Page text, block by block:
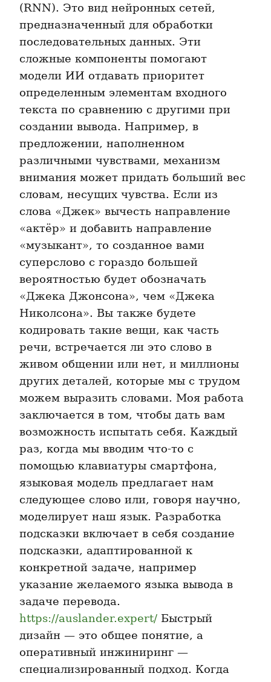
(RNN). Это вид нейронных сетей,
предназначенный для обработки
последовательных данных. Эти
сложные компоненты помогают
модели ИИ отдавать приоритет
определенным элементам входного
текста по сравнению с другими при
создании вывода. Например, в
предложении, наполненном
различными чувствами, механизм
внимания может придать больший вес
словам, несущих чувства. Если из
слова «Джек» вычесть направление
«актёр» и добавить направление
«музыкант», то созданное вами
суперслово с гораздо большей
вероятностью будет обозначать
«Джека Джонсона», чем «Джека
Николсона». Вы также будете
кодировать такие вещи, как часть
речи, встречается ли это слово в
живом общении или нет, и миллионы
других деталей, которые мы с трудом
можем выразить словами. Моя работа
заключается в том, чтобы дать вам
возможность испытать себя. Каждый
раз, когда мы вводим что-то с
помощью клавиатуры смартфона,
языковая модель предлагает нам
следующее слово или, говоря научно,
моделирует наш язык. Разработка
подсказки включает в себя создание
подсказки, адаптированной к
конкретной задаче, например
указание желаемого языка вывода в
https://auslander.expert/ Быстрый
дизайн — это общее понятие, а
оперативный инжиниринг —
специализированный подход. Когда